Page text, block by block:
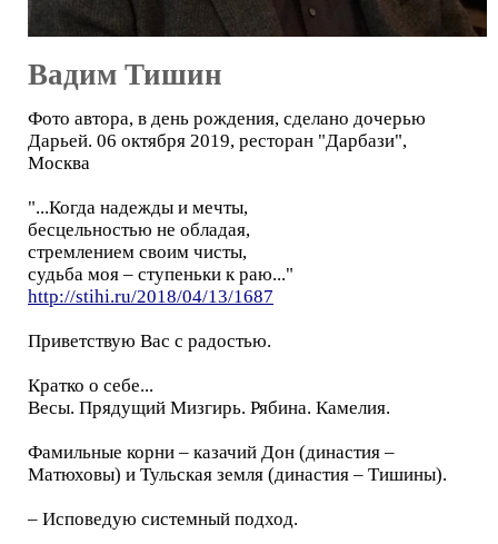
Вадим Тишин
Фото автора, в день рождения, сделано дочерью
Дарьей. 06 октября 2019, ресторан "Дарбази",
Москва
"...Когда надежды и мечты,
бесцельностью не обладая,
стремлением своим чисты,
судьба моя – ступеньки к раю..."
http://stihi.ru/2018/04/13/1687
Приветствую Вас с радостью.
Кратко о себе...
Весы. Прядущий Мизгирь. Рябина. Камелия.
Фамильные корни – казачий Дон (династия –
Матюховы) и Тульская земля (династия – Тишины).
– Исповедую системный подход.